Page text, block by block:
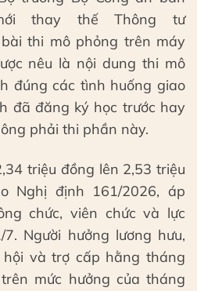
thay thế Thông tư
thi mô phỏng trên máy
nêu là nội dung thi mô
đúng các tình huống giao
đã đăng ký học trước hay
phải thi phần này.
triệu đồng lên 2,53 triệu
Nghị định 161/2026, áp
chức, viên chức và lực
Người hưởng lương hưu,
và trợ cấp hằng tháng
mức hưởng của tháng